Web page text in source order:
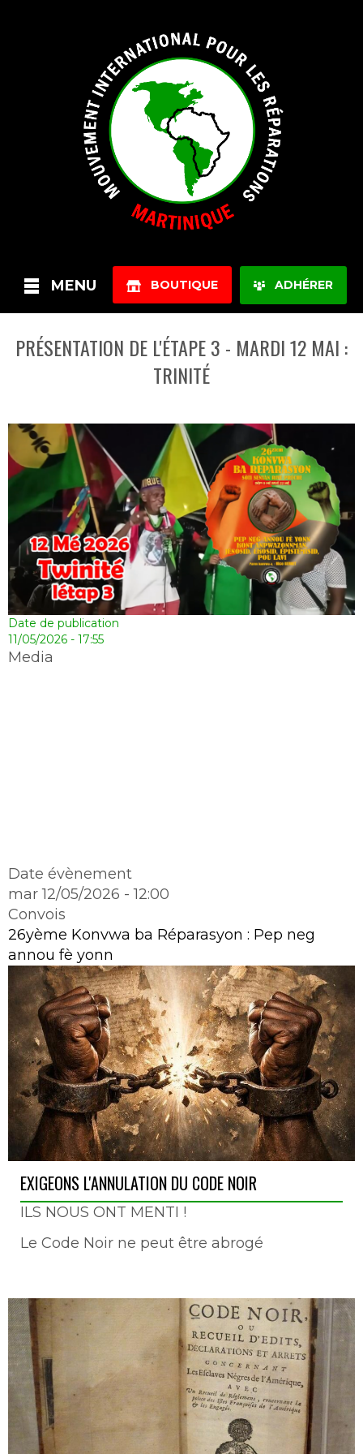
ADHÉRER
BOUTIQUE
MENU
PRÉSENTATION DE L'ÉTAPE 3 - MARDI 12 MAI :
TRINITÉ
Date de publication
11/05/2026 - 17:55
Media
Date évènement
mar 12/05/2026 - 12:00
Convois
26yème Konvwa ba Réparasyon : Pep neg
annou fè yonn
EXIGEONS L'ANNULATION DU CODE NOIR
ILS NOUS ONT MENTI !
Le Code Noir ne peut être abrogé